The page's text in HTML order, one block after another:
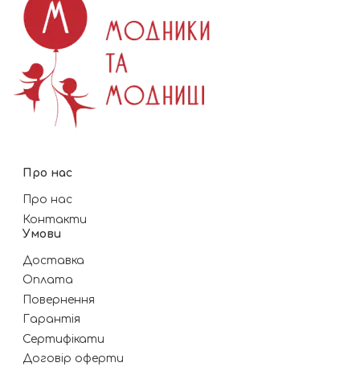
Про нас
Про нас
Контакти
Умови
Доставка
Оплата
Повернення
Гарантія
Сертифікати
Договір оферти